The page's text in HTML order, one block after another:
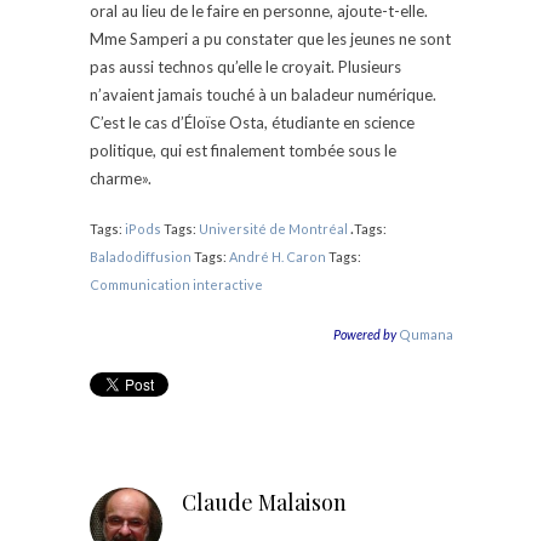
oral au lieu dele faire en personne, ajoute-t-elle.
Mme Samperi a pu constater que les jeunes ne sont
pas aussi technosqu’elle le croyait. Plusieurs
n’avaient jamais touché à un baladeur numérique.
C’est le cas d’Éloïse Osta, étudiante en science
politique, qui est finalementtombée sous le
charme».
Tags: iPods Tags: Université de Montréal .Tags:
Baladodiffusion Tags: André H. Caron Tags:
Communication interactive
Powered by Qumana
Claude Malaison